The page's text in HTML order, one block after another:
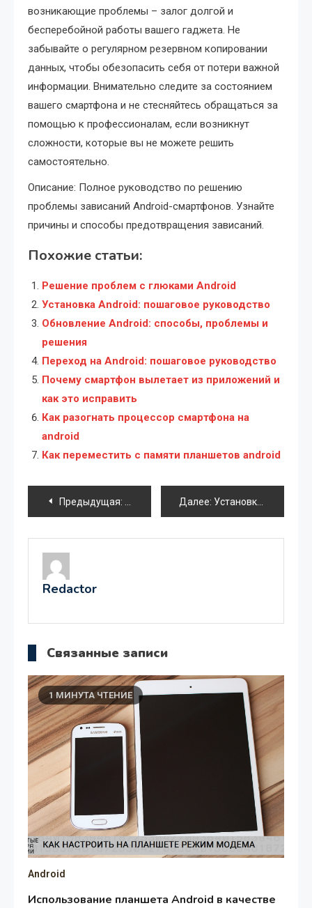
возникающие проблемы – залог долгой и
бесперебойной работы вашего гаджета. Не
забывайте о регулярном резервном копировании
данных, чтобы обезопасить себя от потери важной
информации. Внимательно следите за состоянием
вашего смартфона и не стесняйтесь обращаться за
помощью к профессионалам, если возникнут
сложности, которые вы не можете решить
самостоятельно.
Описание: Полное руководство по решению
проблемы зависаний Android-смартфонов. Узнайте
причины и способы предотвращения зависаний.
Похожие статьи:
Решение проблем с глюками Android
Установка Android: пошаговое руководство
Обновление Android: способы, проблемы и
решения
Переход на Android: пошаговое руководство
Почему смартфон вылетает из приложений и
как это исправить
Как разогнать процессор смартфона на
android
Как переместить с памяти планшетов android
Навигация
по
записям
Предыдущая: Как продлить время работы батареи
Далее: Установка и настройка голосового набора на ноутбуке
Redactor
Связанные записи
1 МИНУТА ЧТЕНИЕ
Android
Использование планшета Android в качестве